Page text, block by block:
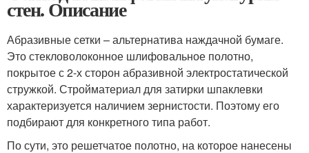
стен. Описание
Абразивные сетки – альтернатива наждачной бумаге.
Это стекловолоконное шлифовальное полотно,
покрытое с 2-х сторон абразивной электростатической
стружкой. Стройматериал для затирки шпаклевки
характеризуется наличием зернистости. Поэтому его
подбирают для конкретного типа работ.
По сути, это решетчатое полотно, на которое нанесены